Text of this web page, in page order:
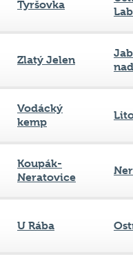
Tyršovka
Zlatý Jelen
Vodácký
kemp
Koupák-
Neratovice
U Rába